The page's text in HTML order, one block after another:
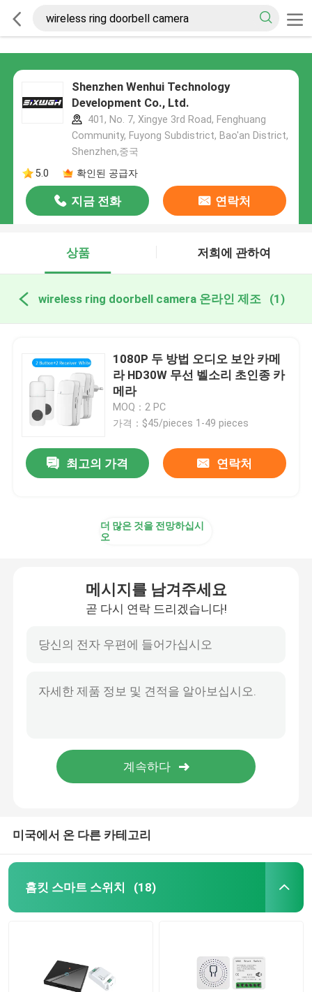
Shenzhen Wenhui Technology
Development Co., Ltd.
401, No. 7, Xingye 3rd Road, Fenghuang
Community, Fuyong Subdistrict, Bao'an District,
Shenzhen,중국
5.0
확인된 공급자
지금 전화 연락처
상품 저희에 관하여
wireless ring doorbell camera 온라인 제조 (1)
1080P 두 방법 오디오 보안 카메
라 HD30W 무선 벨소리 초인종 카
메라
MOQ：2 PC
가격：$45/pieces 1-49 pieces
최고의 가격 연락처
더 많은 것을 전망하십시
오
메시지를 남겨주세요
곧 다시 연락 드리겠습니다!
미국에서 온 다른 카테고리
홈킷 스마트 스위치 (18)